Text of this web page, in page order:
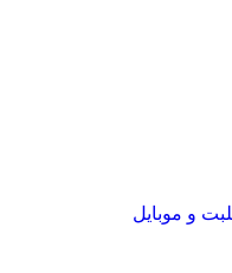
و موبایل